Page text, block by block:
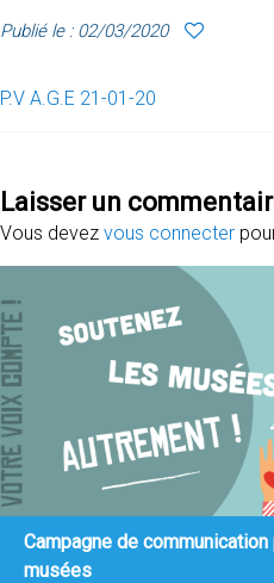
Publié le : 02/03/2020
P.V A.G.E 21-01-20
Laisser un
Vous devez vous connecter
Campagne de
musées